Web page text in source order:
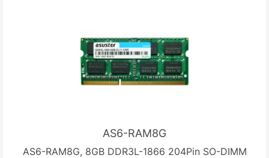
AS6-RAM8G
AS6-RAM8G, 8GB DDR3L-1866 204Pin SO-DIMM